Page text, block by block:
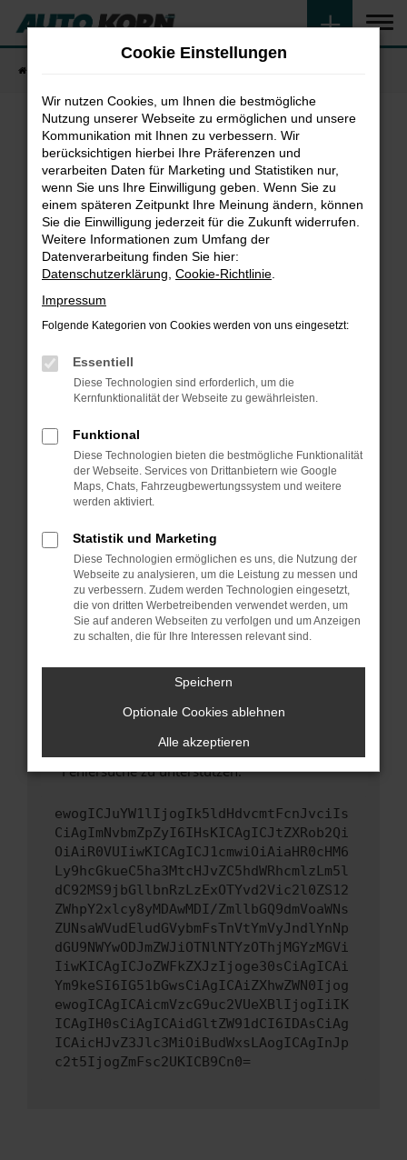
Zum
Hauptinhalt
Fehler: Network Error
Beim Laden ist ein Fehler aufgetreten.
Hier sind ein paar Tipps, die dir helfen können:
Überprüfe deine Firewall und deine
Internetverbindung.
Laden andere Webseiten, zum Beispiel deine
Suchmaschine?
Prüfe deine Browsererweiterungen.
können das Laden bestimmter Seiten
verhindern. Funktioniert die Seite in einem
Fenster?
Starte dein Gerät neu.
Das kann manchmal helfen, vorübergehende
Probleme zu beheben.
Betriebssystem auf dem neuesten Stand
sind.
Veraltete Software birgt nicht nur ein
Sicherheitsrisiko, sondern kann auch dazu
führen, dass bestimmte Funktionen nicht mehr
unterstützt werden.
Wende dich an den Webseitenbetreiber.
Wenn du alle oben genannten Schritte versucht
hast, kontaktiere uns bitte. Wir werden
uns diesen Text schicken, um uns bei der
Fehlersuche zu unterstützen:
ewogICJuYW1lIjogIk5ldHdvcmtFcnJvciIs
CiAgImNvbmZpZyI6IHsKICAgICJtZXRob2Qi
OiAiR0VUIiwKICAgICJ1cmwiOiAiaHR0cHM6
Ly9hcGkueC5ha3MtcHJvZC5hdWRhcmlzLm5l
dC92MS9jbGllbnRzLzExOTYvd2Vic2l0ZS12
ZWhpY2xlcy8yMDAwMDI/ZmllbGQ9dmVoaWNs
ZUNsaWVudEludGVybmFsTnVtYmVyJndlYnNp
dGU9NWYwODJmZWJiOTNlNTYzOThjMGYzMGVi
IiwKICAgICJoZWFkZXJzIjoge30sCiAgICAi
Ym9keSI6IG51bGwsCiAgICAiZXhwZWN0Ijog
ewogICAgICAicmVzcG9uc2VUeXBlIjogIiIK
ICAgIH0sCiAgICAidGltZW91dCI6IDAsCiAg
ICAicHJvZ3Jlc3MiOiBudWxsLAogICAgInJp
c2t5IjogZmFsc2UKICB9Cn0=
Cookie Einstellungen
Wir nutzen Cookies, um Ihnen die bestmögliche
Nutzung unserer Webseite zu ermöglichen und unsere
Kommunikation mit Ihnen zu verbessern. Wir
berücksichtigen hierbei Ihre Präferenzen und
verarbeiten Daten für Marketing und Statistiken nur,
wenn Sie uns Ihre Einwilligung geben. Wenn Sie zu
einem späteren Zeitpunkt Ihre Meinung ändern, können
Sie die Einwilligung jederzeit für die Zukunft widerrufen.
Weitere Informationen zum Umfang der
Datenverarbeitung finden Sie hier:
Datenschutzerklärung Cookie-Richtlinie
Impressum
Folgende Kategorien von Cookies werden von uns eingesetzt:
Essentiell
Diese Technologien sind erforderlich, um die
Kernfunktionalität der Webseite zu gewährleisten.
Funktional
Diese Technologien bieten die bestmögliche Funktionalität
der Webseite. Services von Drittanbietern wie Google
Maps, Chats, Fahrzeugbewertungssystem und weitere
werden aktiviert.
Statistik und Marketing
Diese Technologien ermöglichen es uns, die Nutzung der
Webseite zu analysieren, um die Leistung zu messen und
zu verbessern. Zudem werden Technologien eingesetzt,
die von dritten Werbetreibenden verwendet werden, um
Sie auf anderen Webseiten zu verfolgen und um Anzeigen
zu schalten, die für Ihre Interessen relevant sind.
Speichern
Optionale Cookies ablehnen
Alle akzeptieren